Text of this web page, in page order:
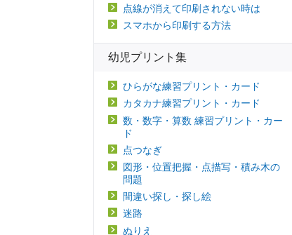
点線が消えて印刷されない時は
スマホから印刷する方法
幼児プリント集
ひらがな練習プリント・カード
カタカナ練習プリント・カード
数・数字・算数 練習プリント・カー
ド
点つなぎ
図形・位置把握・点描写・積み木の
問題
間違い探し・探し絵
迷路
ぬりえ